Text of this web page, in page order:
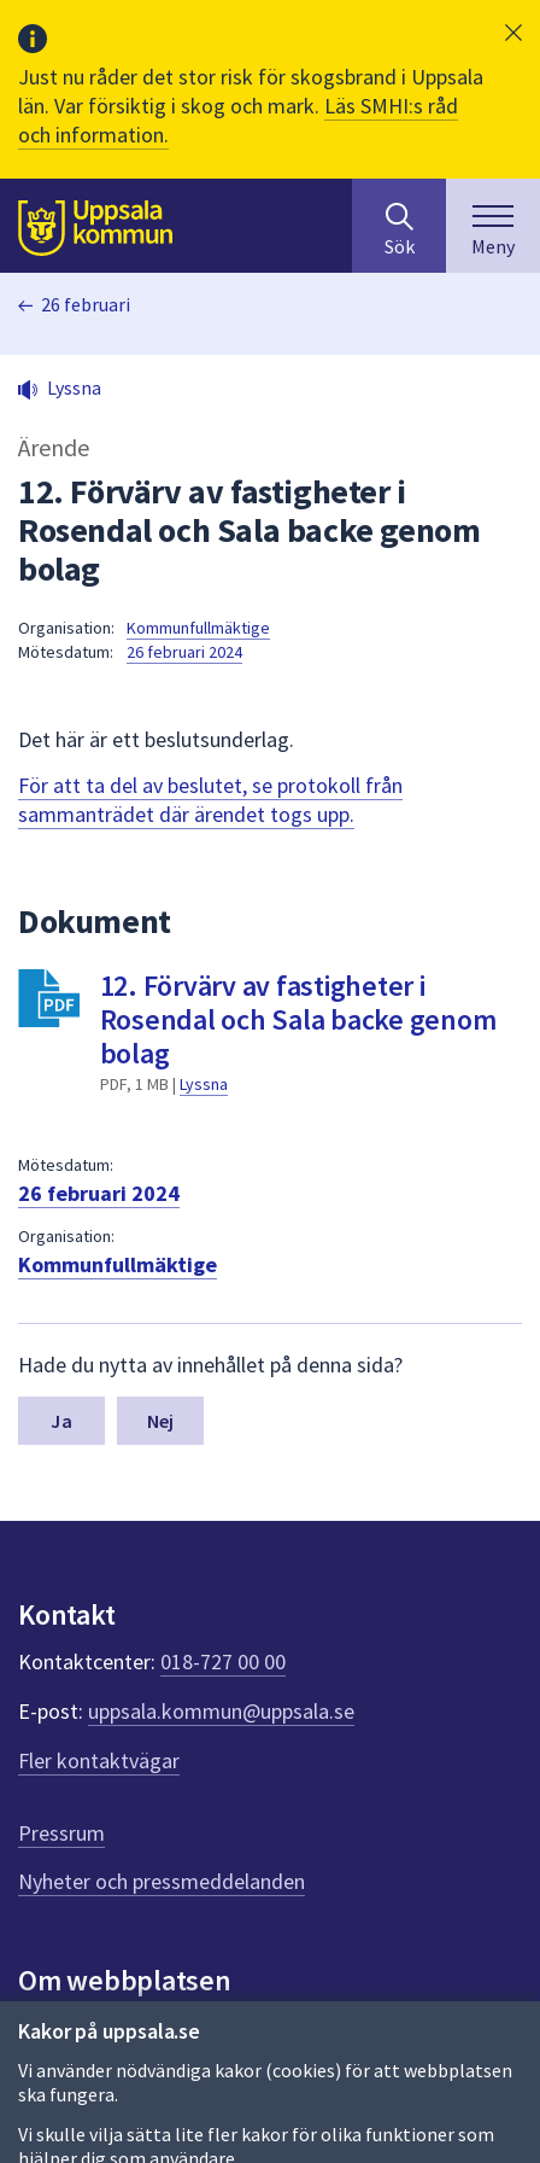
Just nu råder det stor risk för skogsbrand i Uppsala
län. Var försiktig i skog och mark. Läs SMHI:s råd
och information.
Till sidans
huvudinnehåll
efter
innehåll
på
sökfältet
kommer
sökförslag
att
navigera
mellan
välja
något
Sök Meny
Kakor på uppsala.se
Vi använder nödvändiga kakor (cookies) för att webbplatsen
ska fungera.
Vi skulle vilja sätta lite fler kakor för olika funktioner som
hjälper dig som användare.
26 februari
Lyssna
Ärende
12. Förvärv av fastigheter i
Rosendal och Sala backe genom
bolag
Organisation:
Kommunfullmäktige
Mötesdatum:
26 februari 2024
Det här är ett beslutsunderlag.
För att ta del av beslutet, se protokoll från
sammanträdet där ärendet togs upp.
Dokument
12. Förvärv av fastigheter i
Rosendal och Sala backe genom
bolag
PDF, 1 MB | Lyssna
Mötesdatum:
26 februari 2024
Organisation:
Kommunfullmäktige
ä
m
a
n
k
t
e
r
f
ö
r
e
n
n
a
d
a
Hade du nytta av innehållet på denna sida?
Nej
Kontakt
Kontaktcenter: 018-727 00 00
E-post: uppsala.kommun@uppsala.se
Fler kontaktvägar
Pressrum
Nyheter och pressmeddelanden
Om webbplatsen
Om webbplatsen
Allmänna handlingar och diarium
Behandling av personuppgifter